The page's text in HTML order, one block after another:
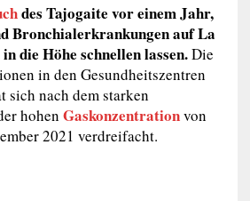
des Tajogaite vor einem Jahr,
Bronchialerkrankungen auf La
die Höhe schnellen lassen.Die
in den Gesundheitszentren
sich nach dem starken
hohen Gaskonzentrationvon
2021 verdreifacht.